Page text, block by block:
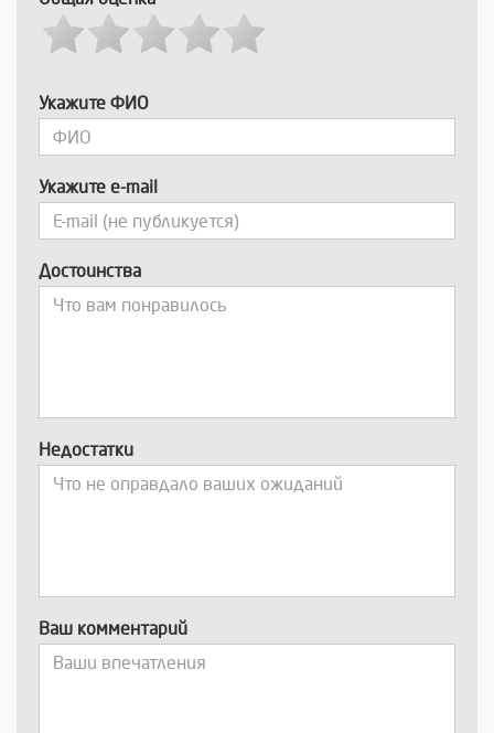
Укажите ФИО
Укажите e-mail
Достоинства
Недостатки
Ваш комментарий